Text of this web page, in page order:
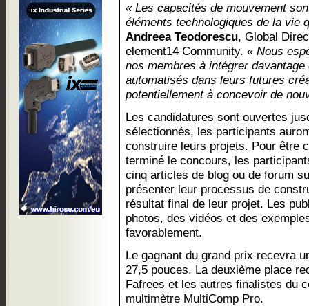
« Les capacités de mouvement
éléments technologiques de la vie
Andreea Teodorescu, Global
element14 Community. « Nous
nos membres à intégrer
automatisés dans leurs futures
potentiellement à concevoir de
Les candidatures sont ouvertes
sélectionnés, les participants
construire leurs projets. Pour être
terminé le concours, les
cinq articles de blog ou de forum
présenter leur processus de
résultat final de leur projet. Les
photos, des vidéos et des
favorablement.
Le gagnant du grand prix recevra
27,5 pouces. La deuxième place
Fafrees et les autres finalistes du
multimètre MultiComp Pro.